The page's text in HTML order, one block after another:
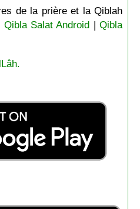
de la prière et la Qiblah
Qibla Salat Android |Qibla